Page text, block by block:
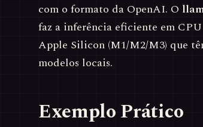
com o formato da OpenAI. O
faz a inferência eficiente em
Apple Silicon (M1/M2/M3) que
modelos locais.
Exemplo Prático